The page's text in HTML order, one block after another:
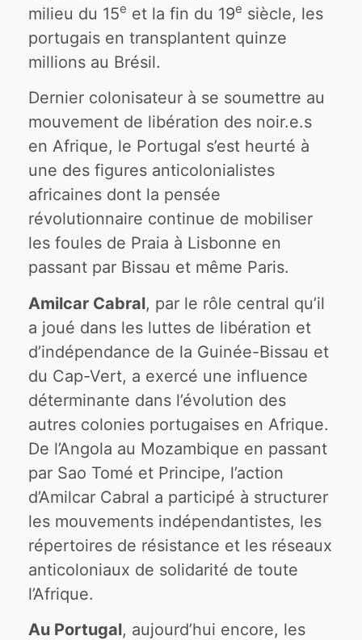
milieu du 15e et la fin du 19e siècle, les
portugais en transplantent quinze
millions au Brésil.
Dernier colonisateur à se soumettre au
mouvement de libération des noir.e.s
en Afrique, le Portugal s’est heurté à
une des figures anticolonialistes
africaines dont la pensée
révolutionnaire continue de mobiliser
les foules de Praia à Lisbonne en
passant par Bissau et même Paris.
Amilcar Cabral, par le rôle central qu’il
a joué dans les luttes de libération et
d’indépendance de la Guinée-Bissau et
du Cap-Vert, a exercé une influence
déterminante dans l’évolution des
autres colonies portugaises en Afrique.
De l’Angola au Mozambique en passant
par Sao Tomé et Principe, l’action
d’Amilcar Cabral a participé à structurer
les mouvements indépendantistes, les
répertoires de résistance et les réseaux
anticoloniaux de solidarité de toute
l’Afrique.
Au Portugal, aujourd’hui encore, les